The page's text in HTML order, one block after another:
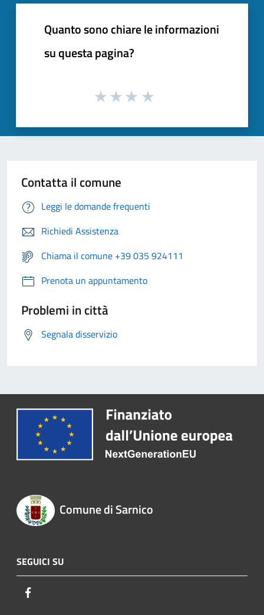
Quanto sono chiare le informazioni
su questa pagina?
Contatta il comune
Leggi le domande frequenti
Richiedi Assistenza
Chiama il comune +39 035 924111
Prenota un appuntamento
Problemi in città
Segnala disservizio
Comune di Sarnico
SEGUICI SU